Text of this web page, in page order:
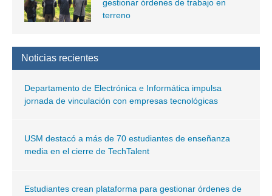
gestionar órdenes de trabajo en
terreno
Noticias recientes
Departamento de Electrónica e Informática impulsa
jornada de vinculación con empresas tecnológicas
USM destacó a más de 70 estudiantes de enseñanza
media en el cierre de TechTalent
Estudiantes crean plataforma para gestionar órdenes de